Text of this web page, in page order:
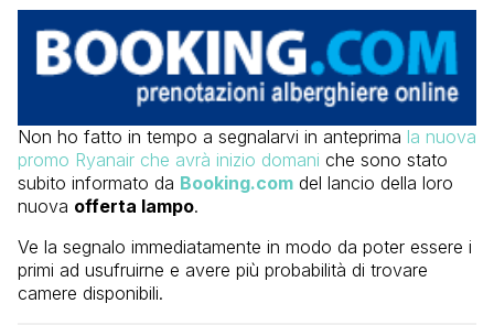
Non ho fatto in tempo a segnalarvi in anteprima la nuova
promo Ryanair che avrà inizio domani che sono stato
subito informato da Booking.com del lancio della loro
nuova offerta lampo.
Ve la segnalo immediatamente in modo da poter essere i
primi ad usufruirne e avere più probabilità di trovare
camere disponibili.